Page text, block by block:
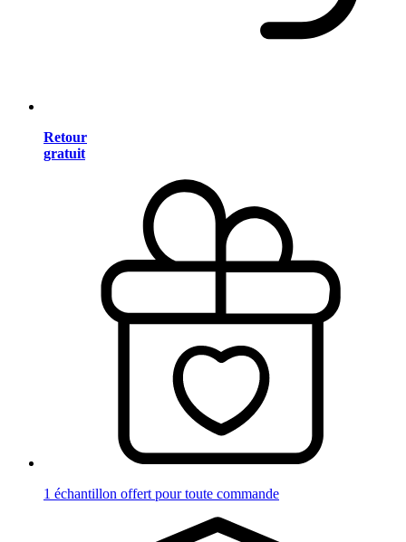
Retour
gratuit
1 échantillon offert pour toute commande